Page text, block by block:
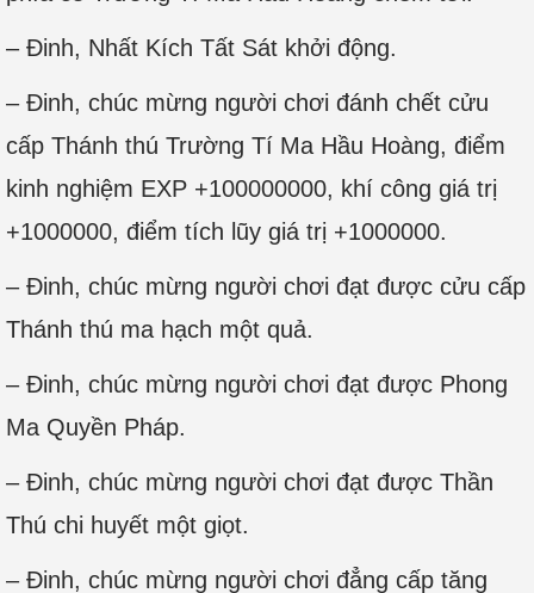
– Đinh, Nhất Kích Tất Sát khởi động.
– Đinh, chúc mừng người chơi đánh chết cửu
cấp Thánh thú Trường Tí Ma Hầu Hoàng, điểm
kinh nghiệm EXP +100000000, khí công giá trị
+1000000, điểm tích lũy giá trị +1000000.
– Đinh, chúc mừng người chơi đạt được cửu cấp
Thánh thú ma hạch một quả.
– Đinh, chúc mừng người chơi đạt được Phong
Ma Quyền Pháp.
– Đinh, chúc mừng người chơi đạt được Thần
Thú chi huyết một giọt.
– Đinh, chúc mừng người chơi đẳng cấp tăng